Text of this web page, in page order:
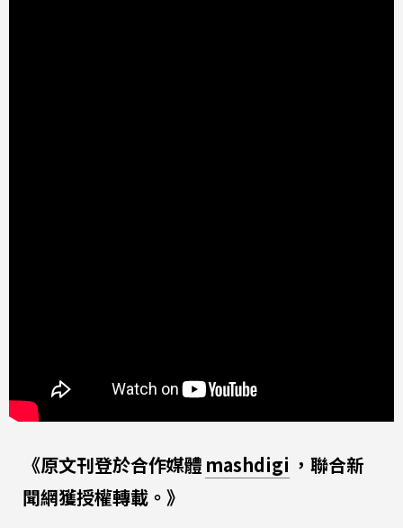
《原文刊登於合作媒體 mashdigi ，聯合新
聞網獲授權轉載。》